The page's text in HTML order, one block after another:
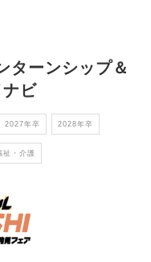
ターンシップ＆
ビ
2027年卒 2028年卒
祉・介護